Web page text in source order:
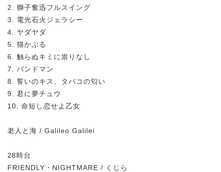
2. 獅子奮迅フルスイング
3. 電光石火ジェラシー
4. ヤダヤダ
5. 猫かぶる
6. 触らぬキミに祟りなし
7. バンドマン
8. 誓いのキス、タバコの匂い
9. 君に夢チュウ
10. 命短し恋せよ乙女
老人と海 / Galileo Galilei
28時台
FRIENDLY・NIGHTMARE / くじら